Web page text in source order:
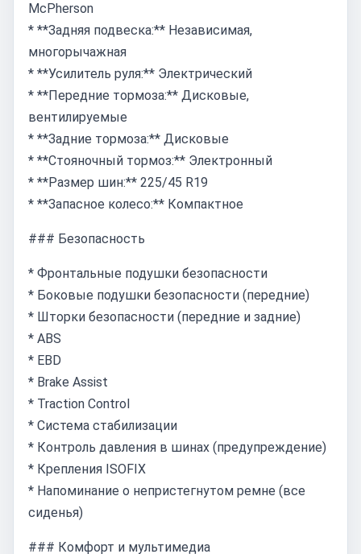
McPherson
* **Задняя подвеска:** Независимая,
многорычажная
* **Усилитель руля:** Электрический
* **Передние тормоза:** Дисковые,
вентилируемые
* **Задние тормоза:** Дисковые
* **Стояночный тормоз:** Электронный
* **Размер шин:** 225/45 R19
* **Запасное колесо:** Компактное
### Безопасность
* Фронтальные подушки безопасности
* Боковые подушки безопасности (передние)
* Шторки безопасности (передние и задние)
* ABS
* EBD
* Brake Assist
* Traction Control
* Система стабилизации
* Контроль давления в шинах (предупреждение)
* Крепления ISOFIX
* Напоминание о непристегнутом ремне (все
сиденья)
### Комфорт и мультимедиа